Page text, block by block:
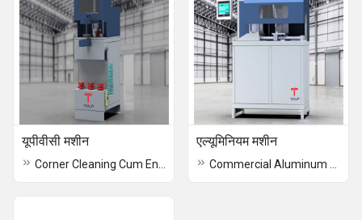
यूपीवीसी मशीन एल्यूमिनियम मशीन